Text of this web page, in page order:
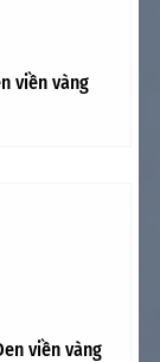
viền vàng
viền vàng